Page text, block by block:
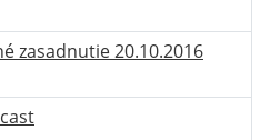
zasadnutie 20.10.2016